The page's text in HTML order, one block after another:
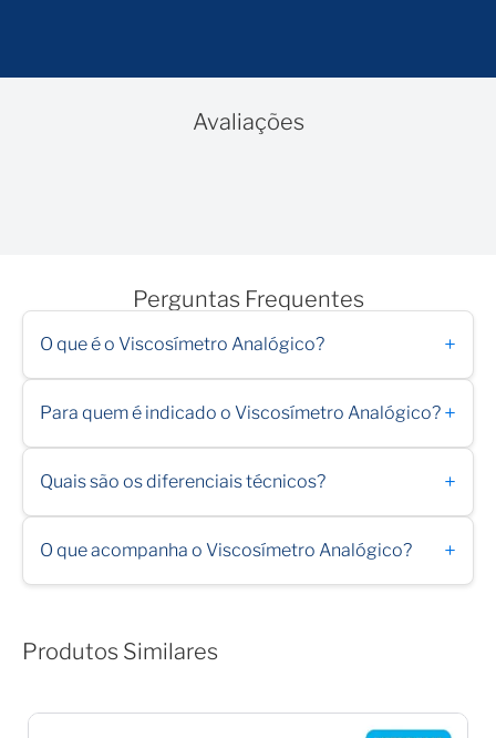
Avaliações
Perguntas Frequentes
O que é o Viscosímetro Analógico? +
Para quem é indicado o Viscosímetro Analógico? +
Quais são os diferenciais técnicos? +
O que acompanha o Viscosímetro Analógico? +
Produtos Similares